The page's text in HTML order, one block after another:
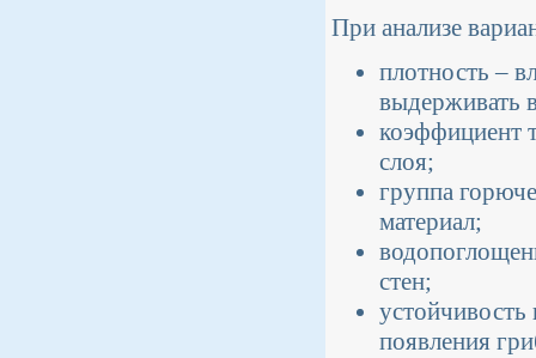
При анализе
плотность –
выдерживать
коэффициент
слоя;
группа
материал;
стен;
устойчивость
появления